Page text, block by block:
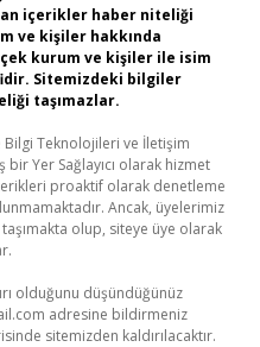
içerikler haber niteliği
ve kişiler hakkında
kurum ve kişiler ile isim
Sitemizdeki bilgiler
taşımazlar.
Bilgi Teknolojileri ve İletişim
bir Yer Sağlayıcı olarak hizmet
proaktif olarak denetleme
Ancak, üyelerimiz
olup, siteye üye olarak
olduğunu düşündüğünüz
adresine bildirmeniz
sitemizden kaldırılacaktır.